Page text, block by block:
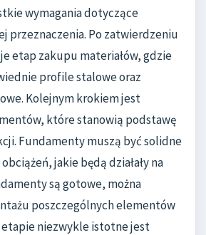
wymagania dotyczące
przeznaczenia. Po zatwierdzeniu
etap zakupu materiałów, gdzie
profile stalowe oraz
Kolejnym krokiem jest
które stanowią podstawę
Fundamenty muszą być solidne
jakie będą działały na
są gotowe, można
poszczególnych elementów
etapie niezwykle istotne jest